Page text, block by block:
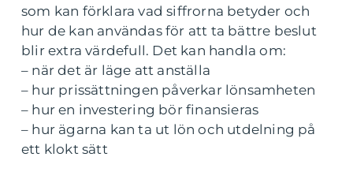
som kan förklara vad siffrorna betyder och
hur de kan användas för att ta bättre beslut
blir extra värdefull. Det kan handla om:
– när det är läge att anställa
– hur prissättningen påverkar lönsamheten
– hur en investering bör finansieras
– hur ägarna kan ta ut lön och utdelning på
ett klokt sätt